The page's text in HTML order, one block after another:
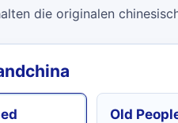
die originalen
Old